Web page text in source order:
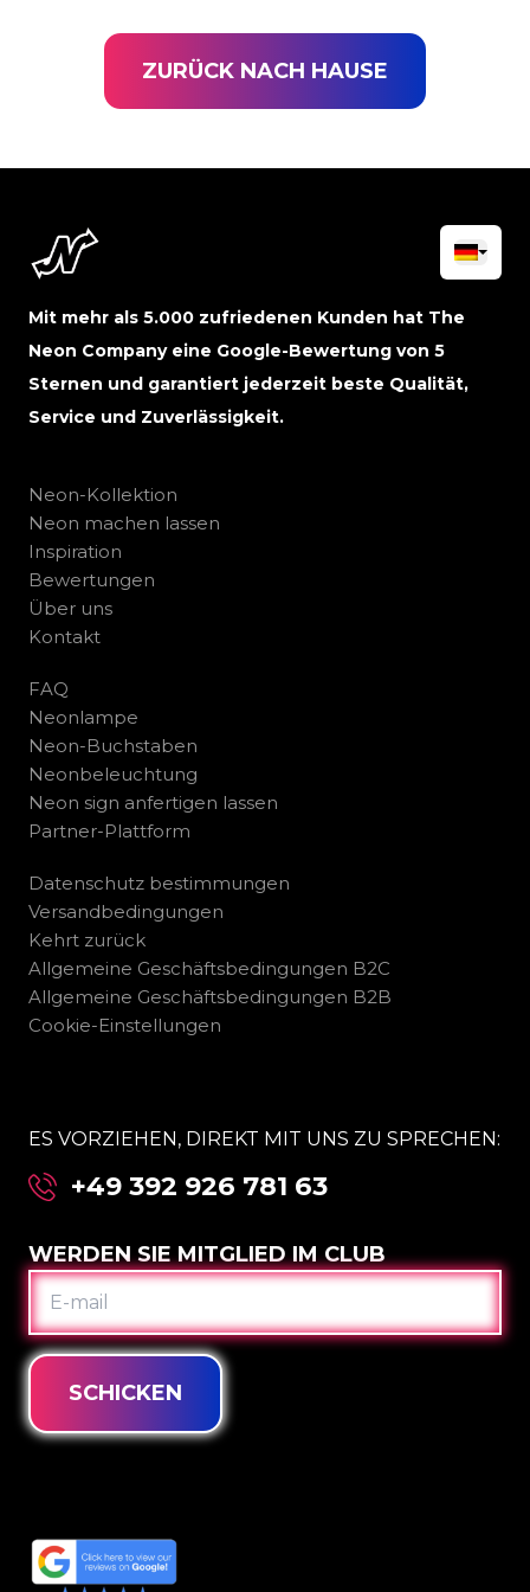
ZURÜCK NACH HAUSE
Mit mehr als 5.000 zufriedenen Kunden hat The
Neon Company eine Google-Bewertung von 5
Sternen und garantiert jederzeit beste Qualität,
Service und Zuverlässigkeit.
Neon-Kollektion
Neon machen lassen
Inspiration
Bewertungen
Über uns
Kontakt
FAQ
Neonlampe
Neon-Buchstaben
Neonbeleuchtung
Neon sign anfertigen lassen
Partner-Plattform
Datenschutz bestimmungen
Versandbedingungen
Kehrt zurück
Allgemeine Geschäftsbedingungen B2C
Allgemeine Geschäftsbedingungen B2B
Cookie-Einstellungen
ES VORZIEHEN, DIREKT MIT UNS ZU SPRECHEN:
+49 392 926 781 63
WERDEN SIE MITGLIED IM CLUB
E-
MAIL
SCHICKEN